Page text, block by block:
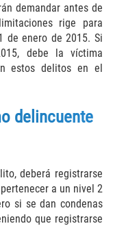
Cónyuge
Emergencia
Permanente
demandar antes de
rige para
de enero de 2015. Si
debe la víctima
estos delitos en el
delincuente
deberá registrarse
a un nivel 2
si se dan condenas
que registrarse